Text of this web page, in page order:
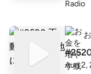
Aug 2,